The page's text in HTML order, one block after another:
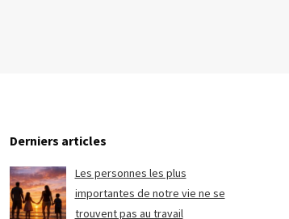
Derniers articles
Les personnes les plus
importantes de notre vie ne se
trouvent pas au travail